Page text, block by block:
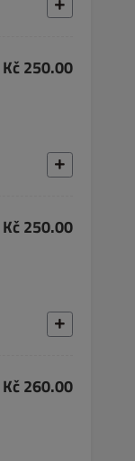
Kč 250.00
Kč 250.00
Kč 260.00